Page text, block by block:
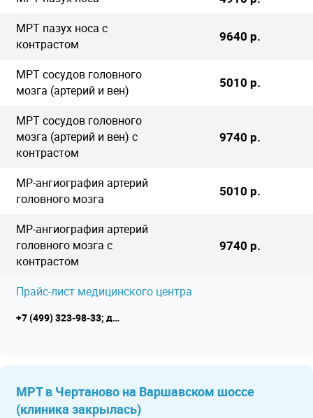
МРТ пазух носа с
контрастом
9640 р.
МРТ сосудов головного
мозга (артерий и вен)
5010 р.
МРТ сосудов головного
мозга (артерий и вен) с
контрастом
9740 р.
МР-ангиография артерий
головного мозга
5010 р.
МР-ангиография артерий
головного мозга с
контрастом
9740 р.
Прайс-лист медицинского центра
+7 (499) 323-98-33; детское отделение +7 (499) 323-98-00
МРТ в Чертаново на Варшавском шоссе
(клиника закрылась)